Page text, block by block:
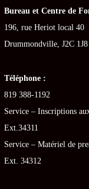
Bureau et Centre de
196, rue Heriot local 40
Drummondville, J2C 1J8
Téléphone :
819 388-1192
Service – Inscriptions
Ext.34311
Service – Matériel de
Ext. 34312